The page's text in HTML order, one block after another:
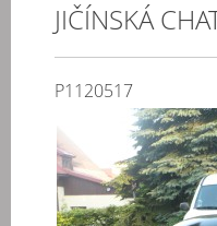
JIČÍNSKÁ
P1120517